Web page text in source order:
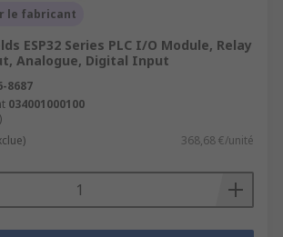
le fabricant
ESP32 Series PLC I/O Module, Relay
Analogue, Digital Input
8687
034001000100
368,68 €/unité